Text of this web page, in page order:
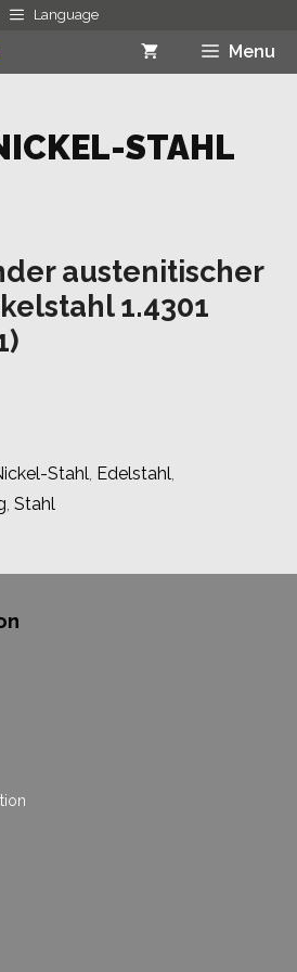
Language
Menu
STAHL
austenitischer
1.4301
Stahl, Edelstahl,
, Stahl